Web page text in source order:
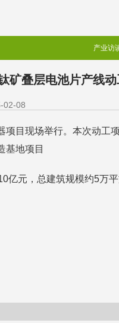
产业访
矿叠层电池片产线动
02-08
目现场举行。本次动
基地项目
元，总建筑规模约5万